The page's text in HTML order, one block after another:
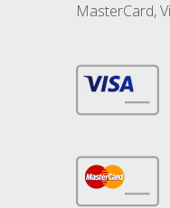
MasterCard,